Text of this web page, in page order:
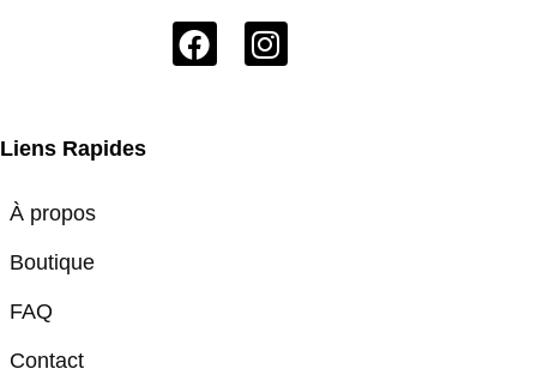
Liens Rapides
À propos
Boutique
FAQ
Contact